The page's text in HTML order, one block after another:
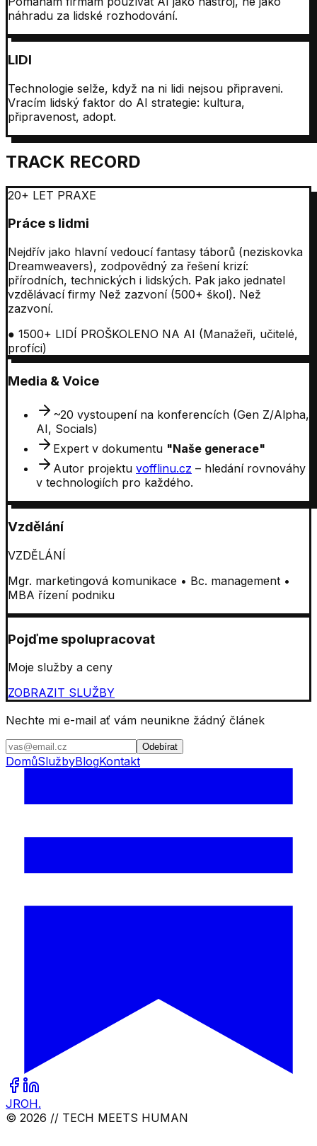
náhradu za lidské rozhodování.
LIDI
Technologie selže, když na ni lidi nejsou připraveni.
Vracím lidský faktor do AI strategie: kultura,
připravenost, adopt.
TRACK RECORD
20+ LET PRAXE
Práce s lidmi
Nejdřív jako hlavní vedoucí fantasy táborů (neziskovka
Dreamweavers), zodpovědný za řešení krizí:
přírodních, technických i lidských. Pak jako jednatel
vzdělávací firmy Než zazvoní (500+ škol). Než
zazvoní.
● 1500+ LIDÍ PROŠKOLENO NA AI (Manažeři, učitelé,
profíci)
Media & Voice
~20 vystoupení na konferencích (Gen Z/Alpha,
AI, Socials)
Expert v dokumentu "Naše generace"
Autor projektu vofflinu.cz – hledání rovnováhy
v technologiích pro každého.
Vzdělání
VZDĚLÁNÍ
Mgr. marketingová komunikace • Bc. management •
MBA řízení podniku
Pojďme spolupracovat
Moje služby a ceny
ZOBRAZIT SLUŽBY
Nechte mi e-mail ať vám neunikne žádný článek
Odebírat
DomůSlužbyBlogKontakt
JROH.
© 2026 // TECH MEETS HUMAN